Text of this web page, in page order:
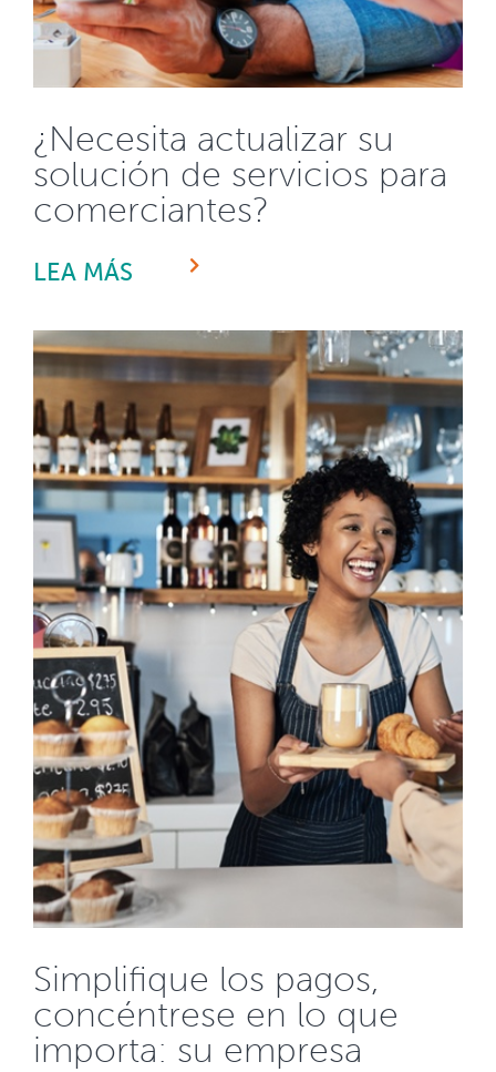
¿Necesita actualizar su
solución de servicios para
comerciantes?
LEA MÁS
Simplifique los pagos,
concéntrese en lo que
importa: su empresa